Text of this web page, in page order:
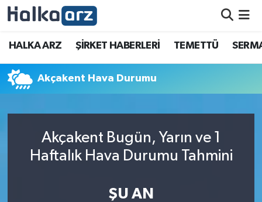
HALKA ARZ ŞİRKET HABERLERİ TEMETTÜ
Akçakent Hava Durumu
Akçakent Bugün, Yarın ve 1
Haftalık Hava Durumu Tahmini
ŞU AN
HALKA ARZ
SERMAYE ARTIRIMI
TEMETTÜ
İletişim